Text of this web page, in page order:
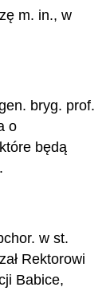
m. in., w
bryg. prof.
o
będą
w st.
Rektorowi
Babice,